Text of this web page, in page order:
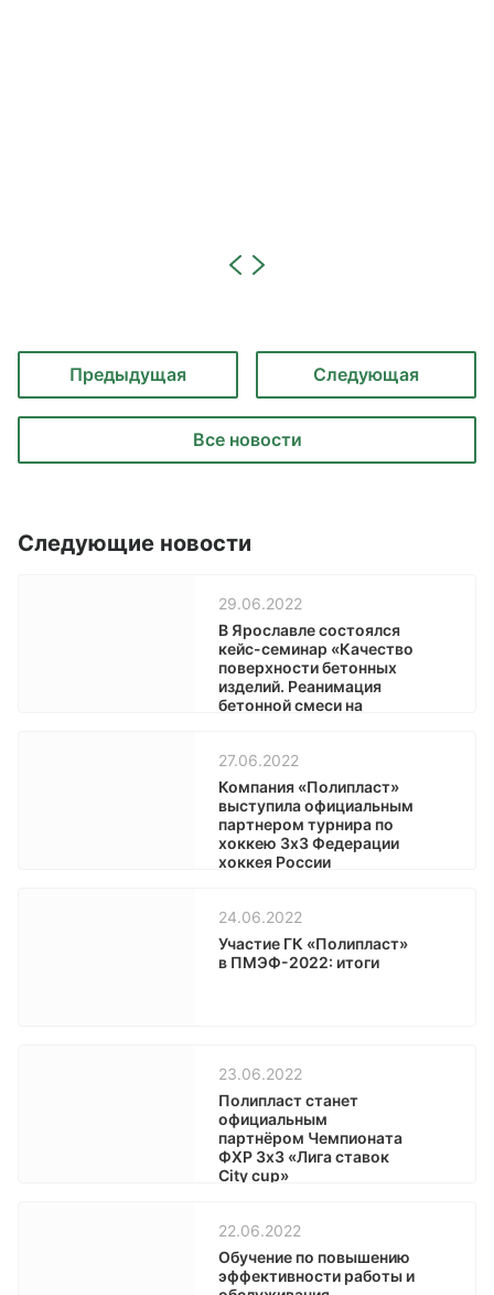
Предыдущая Следующая
Все новости
Следующие новости
29.06.2022
В Ярославле состоялся
кейс-семинар «Качество
поверхности бетонных
изделий. Реанимация
бетонной смеси на
27.06.2022
Компания «Полипласт»
выступила официальным
партнером турнира по
хоккею 3х3 Федерации
хоккея России
24.06.2022
Участие ГК «Полипласт»
в ПМЭФ-2022: итоги
23.06.2022
Полипласт станет
официальным
партнёром Чемпионата
ФХР 3х3 «Лига ставок
City cup»
22.06.2022
Обучение по повышению
эффективности работы и